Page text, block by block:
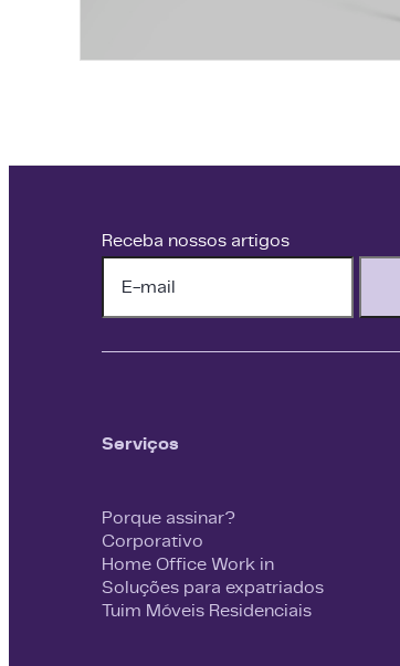
Receba nossos artigos
Serviços
Porque assinar?
Corporativo
Home Office Work in
Soluções para expatriados
Tuim Móveis Residenciais